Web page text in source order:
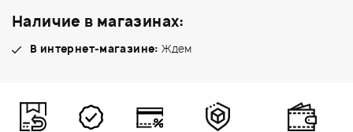
Наличие в магазинах:
В интернет-магазине: Ждем